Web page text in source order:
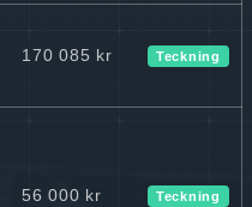
170 085 kr Teckning
56 000 kr Teckning